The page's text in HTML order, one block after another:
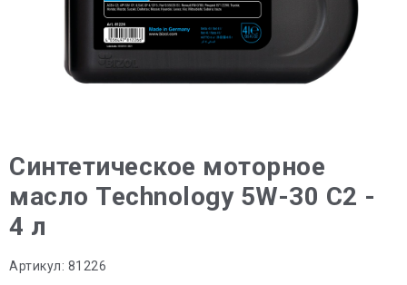
Синтетическое моторное
масло Technology 5W-30 C2 -
4 л
Артикул: 81226